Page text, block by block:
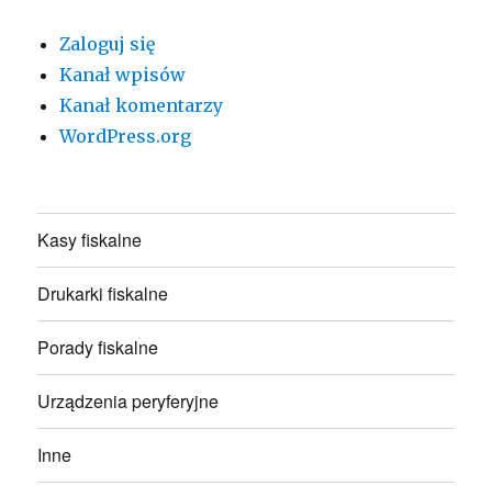
Zaloguj się
Kanał wpisów
Kanał komentarzy
WordPress.org
Kasy fiskalne
Drukarki fiskalne
Porady fiskalne
Urządzenia peryferyjne
Inne